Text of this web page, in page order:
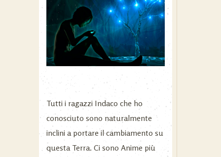
Tutti i ragazzi Indaco che ho
conosciuto sono naturalmente
inclini a portare il cambiamento su
questa Terra. Ci sono Anime più